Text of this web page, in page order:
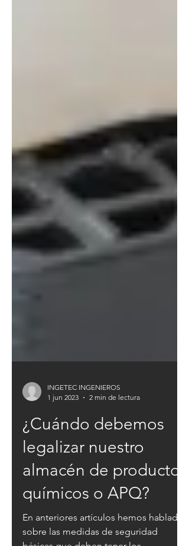
INGETEC INGENIEROS
1 jun 2023
2 min de lectura
¿Cuándo debemos
legalizar nuestro
almacén de productos